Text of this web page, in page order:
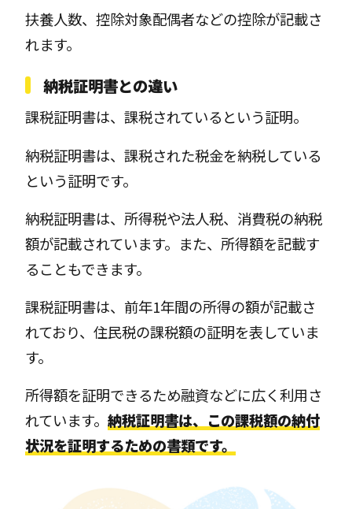
扶養人数、控除対象配偶者などの控除が記載さ
れます。
納税証明書との違い
課税証明書は、課税されているという証明。
納税証明書は、課税された税金を納税している
という証明です。
納税証明書は、​​所得税や法人税、消費税の納税
額が記載されています。また、所得額を記載す
ることもできます。
課税証明書は、前年1年間の所得の額が記載さ
れており、住民税の課税額の証明を表していま
す。
所得額を証明できるため融資などに広く利用さ
れています。納税証明書は、この課税額の納付
状況を証明するための書類です。